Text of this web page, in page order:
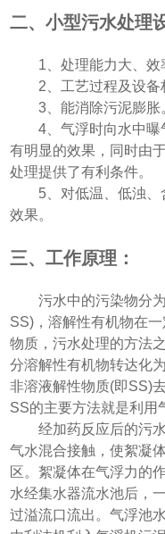
二、小型污水处理
1、处理能力大、效
2、工艺过程及设备
3、能消除污泥膨胀
4、气浮时向水中曝
有明显的效果，同时由
处理提供了有利条件。
5、对低温、低浊、
效果。
三、工作原理：
污水中的污染物分为
SS)，溶解性有机物在
物质，污水处理的方法
分溶解性有机物转达化
非溶液解性物质(即SS)
SS的主要方法就是利用
经加药反应后的污水
气水混合接触，使絮凝
区。絮凝体在气浮力的
水经集水器流水池后，
过溢流口流出。气浮池